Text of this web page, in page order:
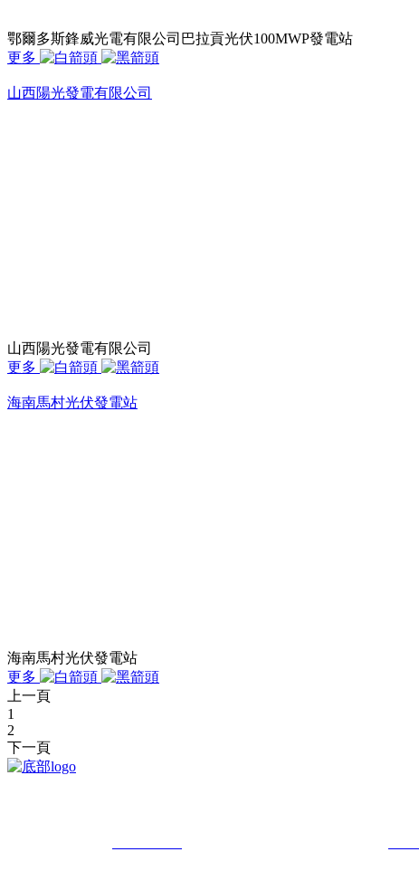
鄂爾多斯鋒威光電有限公司巴拉貢光伏100MWP發電站
更多
山西陽光發電有限公司
山西陽光發電有限公司
更多
海南馬村光伏發電站
海南馬村光伏發電站
更多
上一頁
1
2
下一頁